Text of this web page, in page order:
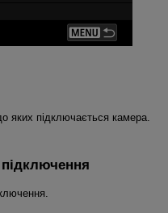
яких підключається камера.